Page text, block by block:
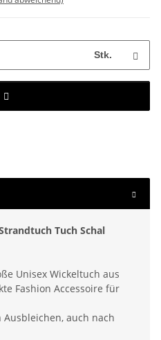
Stk.
Tuch Schal
Unisex Wickeltuch aus
Fashion Accessoire für
auch nach